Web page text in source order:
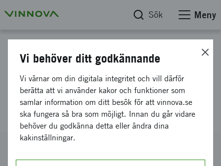
Sök Meny
Förstudie av införande av
bränsleövertryck i tank för
ökad flyghöjd
2016-03348
Vi behöver ditt godkännande
Vi värnar om din digitala integritet och vill därför
berätta att vi använder kakor och funktioner som
samlar information om ditt besök för att vinnova.se
ska fungera så bra som möjligt. Innan du går vidare
behöver du godkänna detta eller ändra dina
kakinställningar.